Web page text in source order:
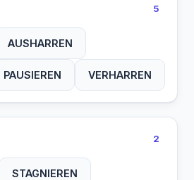
5
AUSHARREN
PAUSIEREN VERHARREN
2
STAGNIEREN